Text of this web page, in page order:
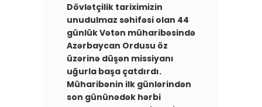
Dövlətçilik tariximizin
unudulmaz səhifəsi olan 44
günlük Vətən müharibəsində
Azərbaycan Ordusu öz
üzərinə düşən missiyanı
uğurla başa çatdırdı.
Müharibənin ilk günlərindən
son gününədək hərbi